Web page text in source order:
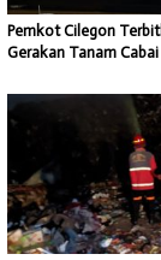
Pemkot Cilegon
Gerakan Tanam